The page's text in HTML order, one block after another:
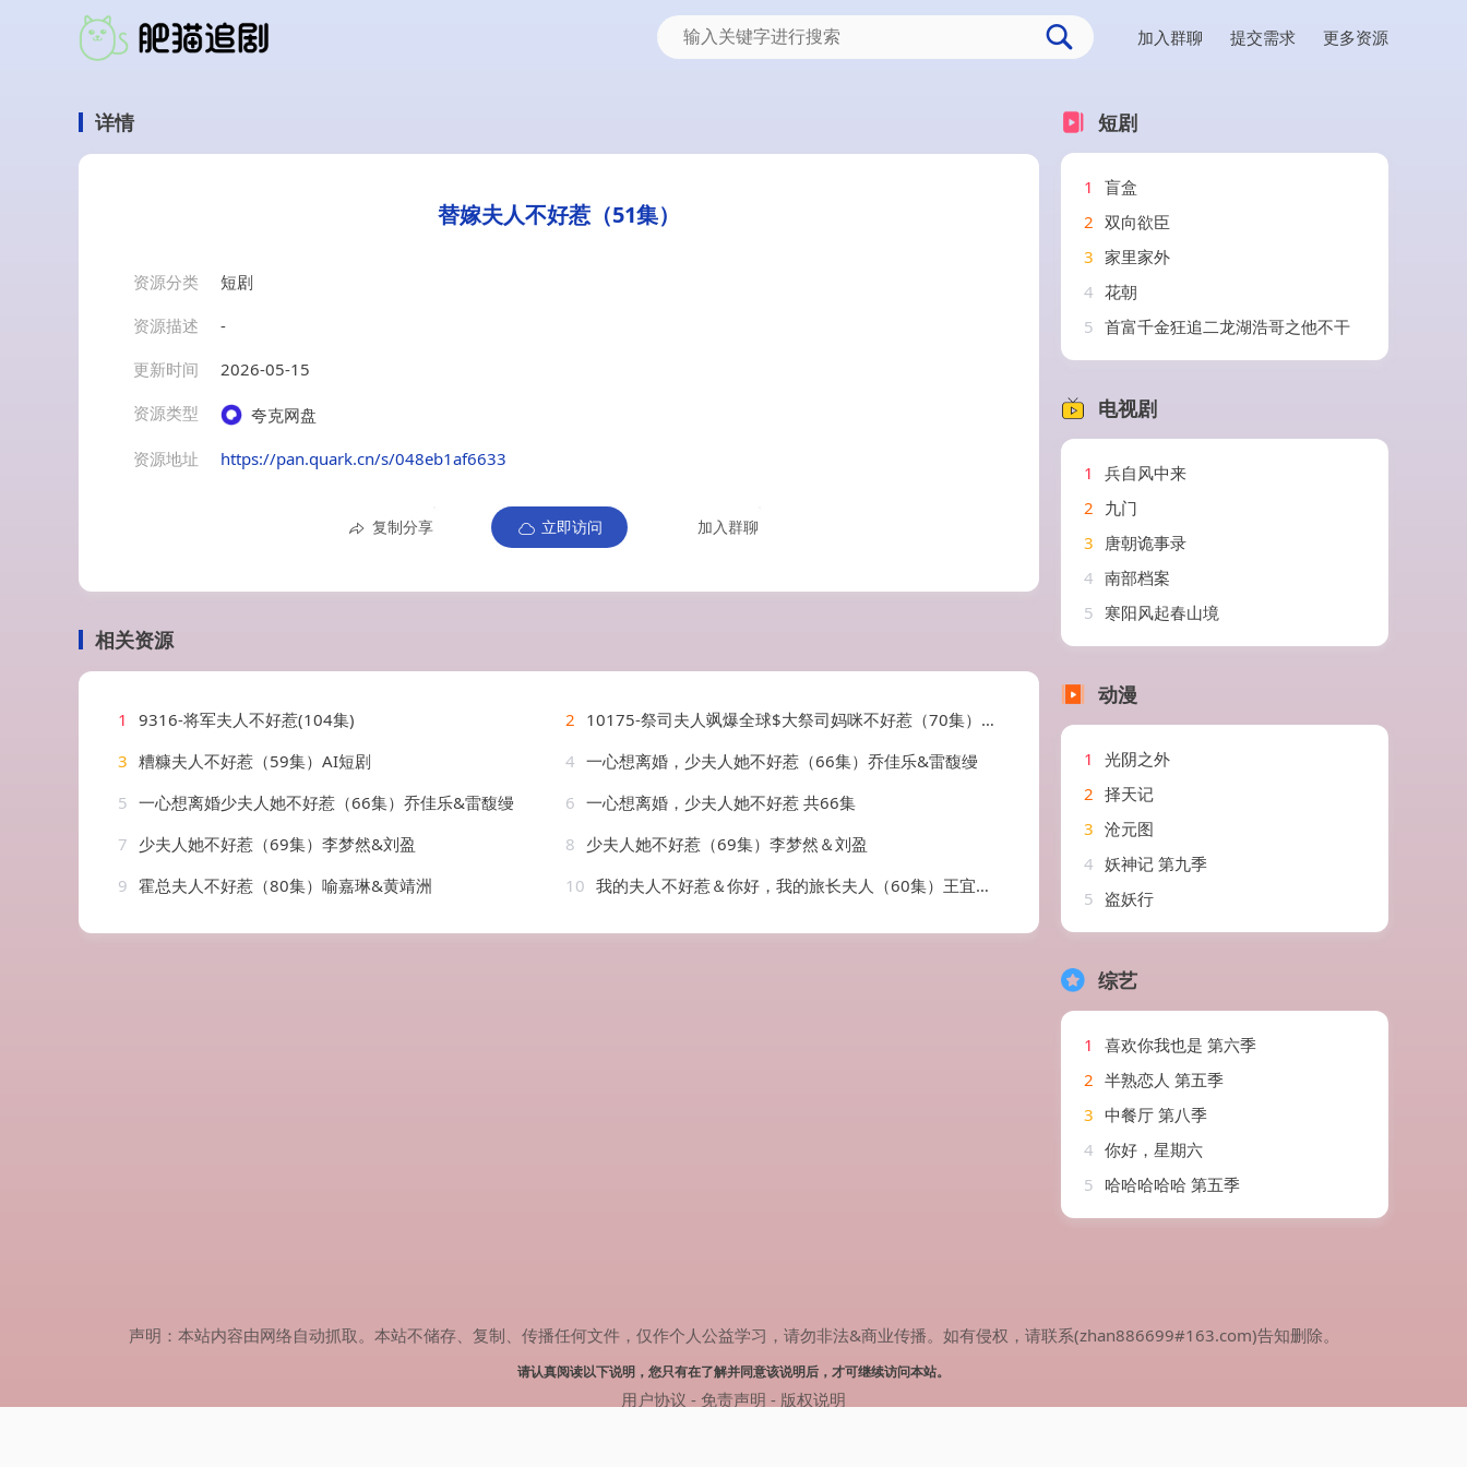
加入群聊 提交需求 更多资源
详情
替嫁夫人不好惹（51集）
资源分类
短剧
资源描述
-
更新时间
2026-05-15
资源类型
夸克网盘
资源地址
https://pan.quark.cn/s/048eb1af6633
复制分享 立即访问 加入群聊
相关资源
1 9316-将军夫人不好惹(104集) 2 10175-祭司夫人飒爆全球$大祭司妈咪不好惹（70集）鲜嘉臣 葛晓希
3 糟糠夫人不好惹（59集）AI短剧 4 一心想离婚，少夫人她不好惹（66集）乔佳乐&雷馥缦
5 一心想离婚少夫人她不好惹（66集）乔佳乐&雷馥缦 6 一心想离婚，少夫人她不好惹 共66集
7 少夫人她不好惹（69集）李梦然&刘盈 8 少夫人她不好惹（69集）李梦然＆刘盈
9 霍总夫人不好惹（80集）喻嘉琳&黄靖洲 10 我的夫人不好惹＆你好，我的旅长夫人（60集）王宜洋＆李欣然
短剧
1
盲盒
2 双向欲臣
3 家里家外
4 花朝
5 首富千金狂追二龙湖浩哥之他不干
电视剧
1
兵自风中来
2 九门
3 唐朝诡事录
4 南部档案
5 寒阳风起春山境
动漫
1
光阴之外
2 择天记
3 沧元图
4 妖神记 第九季
5 盗妖行
综艺
1
喜欢你我也是 第六季
2 半熟恋人 第五季
3 中餐厅 第八季
4 你好，星期六
5 哈哈哈哈哈 第五季
声明：本站内容由网络自动抓取。本站不储存、复制、传播任何文件，仅作个人公益学习，请勿非法&商业传播。如有侵权，请联系(zhan886699#163.com)告知删除。
请认真阅读以下说明，您只有在了解并同意该说明后，才可继续访问本站。
用户协议 - 免责声明 - 版权说明